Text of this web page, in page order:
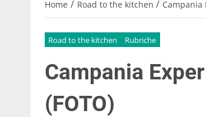
Home / Road to the kitchen / Campania
Road to the kitchen Rubriche
Campania
(FOTO)